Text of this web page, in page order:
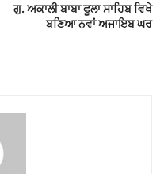
ਗੁ. ਅਕਾਲੀ ਬਾਬਾ ਫੂਲਾ ਸਾਹਿਬ ਵਿਖੇ
ਬਣਿਆ ਨਵਾਂ ਅਜਾਇਬ ਘਰ